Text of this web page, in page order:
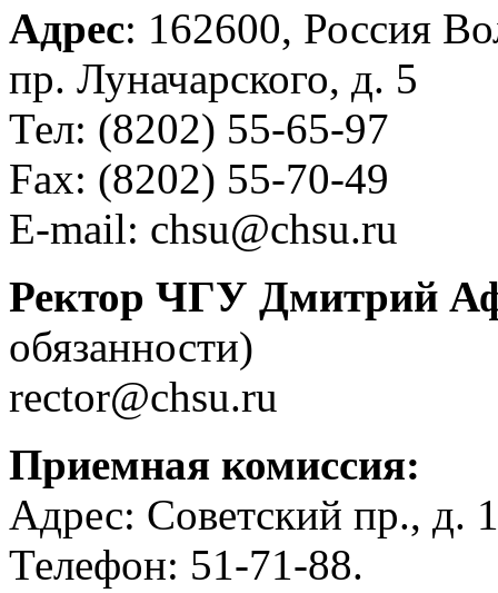
Адрес: 162600, Россия
пр. Луначарского, д. 5
Тел: (8202) 55-65-97
Fax: (8202) 55-70-49
E-mail: chsu@chsu.ru
Ректор ЧГУ Дмитрий
обязанности)
rector@chsu.ru
Приемная комиссия:
Адрес: Советский пр., д.
Телефон: 51-71-88.